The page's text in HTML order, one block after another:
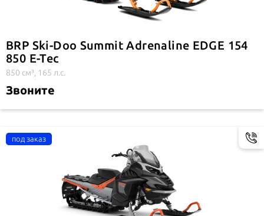
BRP Ski-Doo Summit Adrenaline EDGE 154
850 E-Tec
850 см³, 165 л.с.
Звоните